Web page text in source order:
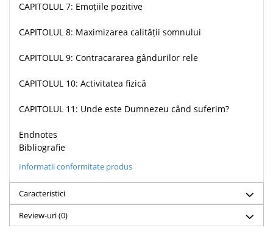
CAPITOLUL 7: Emoțiile pozitive
CAPITOLUL 8: Maximizarea calității somnului
CAPITOLUL 9: Contracararea gândurilor rele
CAPITOLUL 10: Activitatea fizică
CAPITOLUL 11: Unde este Dumnezeu când suferim?
Endnotes
Bibliografie
Informatii conformitate produs
Caracteristici
Review-uri(0)